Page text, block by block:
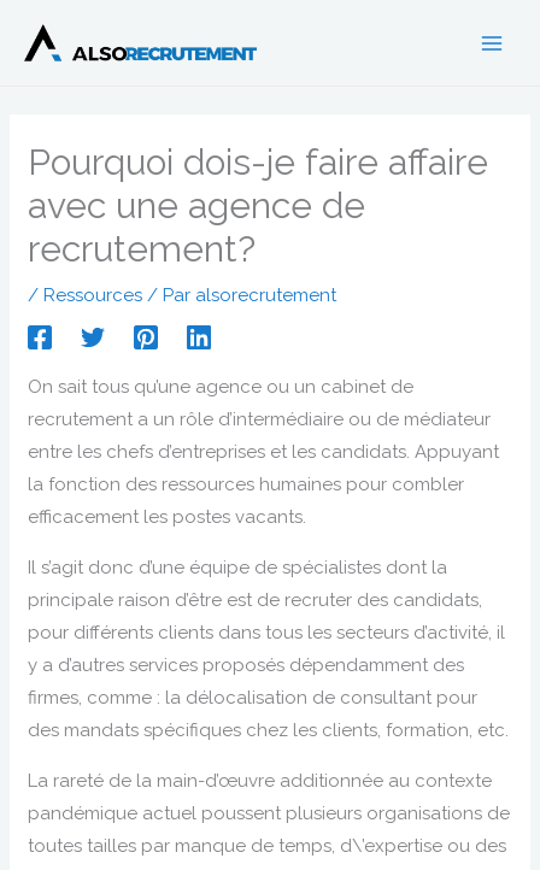
Pourquoi dois-je faire affaire
avec une agence de
recrutement?
/Ressources / Par alsorecrutement
On sait tous qu’une agence ou un cabinet de
recrutement a un rôle d’intermédiaire ou de médiateur
entre les chefs d’entreprises et les candidats. Appuyant
la fonction des ressources humaines pour combler
efficacement les postes vacants.
Il s’agit donc d’une équipe de spécialistes dont la
principale raison d’être est de recruter des candidats,
pour différents clients dans tous les secteurs d’activité, il
y a d’autres services proposés dépendamment des
firmes, comme : la délocalisation de consultant pour
des mandats spécifiques chez les clients, formation, etc.
La rareté de la main-d’œuvre additionnée au contexte
pandémique actuel poussent plusieurs organisations de
toutes tailles par manque de temps, d\’expertise ou des